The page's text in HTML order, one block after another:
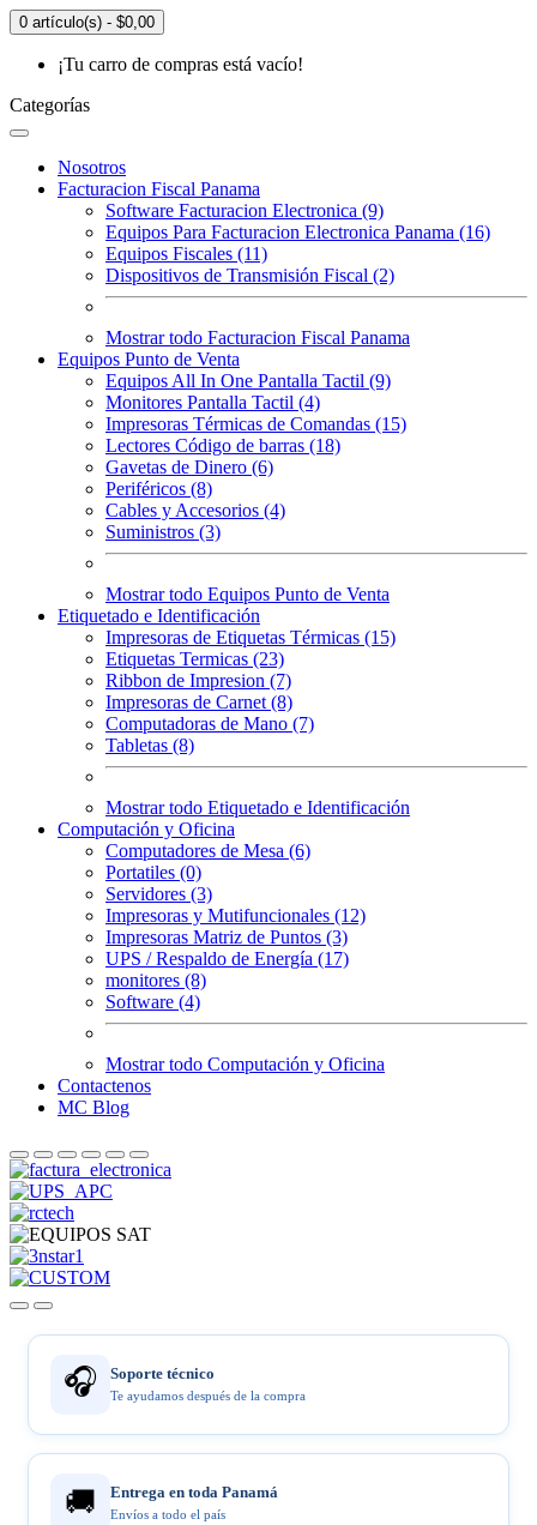
0 artículo(s) - $0,00
¡Tu carro de compras está vacío!
Categorías
Nosotros
Facturacion Fiscal Panama
Software Facturacion Electronica (9)
Equipos Para Facturacion Electronica Panama (16)
Equipos Fiscales (11)
Dispositivos de Transmisión Fiscal (2)
Mostrar todo Facturacion Fiscal Panama
Equipos Punto de Venta
Equipos All In One Pantalla Tactil (9)
Monitores Pantalla Tactil (4)
Impresoras Térmicas de Comandas (15)
Lectores Código de barras (18)
Gavetas de Dinero (6)
Periféricos (8)
Cables y Accesorios (4)
Suministros (3)
Mostrar todo Equipos Punto de Venta
Etiquetado e Identificación
Impresoras de Etiquetas Térmicas (15)
Etiquetas Termicas (23)
Ribbon de Impresion (7)
Impresoras de Carnet (8)
Computadoras de Mano (7)
Tabletas (8)
Mostrar todo Etiquetado e Identificación
Computación y Oficina
Computadores de Mesa (6)
Portatiles (0)
Servidores (3)
Impresoras y Mutifuncionales (12)
Impresoras Matriz de Puntos (3)
UPS / Respaldo de Energía (17)
monitores (8)
Software (4)
Mostrar todo Computación y Oficina
Contactenos
MC Blog
🎧 Soporte técnico
Te ayudamos después de la compra
🚚 Entrega en toda Panamá
Envíos a todo el país